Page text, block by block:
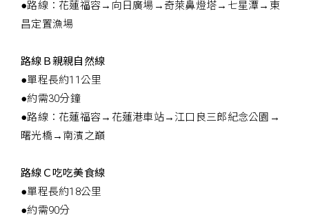
●路線：花蓮福容→向日廣場→奇萊鼻燈塔→七星潭→東
昌定置漁場
路線Ｂ親親自然線
●單程長約11公里
●約需30分鐘
●路線：花蓮福容→花蓮港車站→江口良三郎紀念公園→
曙光橋→南濱之巔
路線Ｃ吃吃美食線
●單程長約18公里
●約需90分